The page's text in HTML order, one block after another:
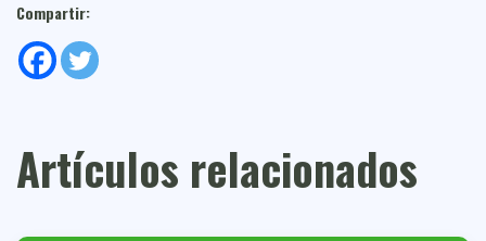
Compartir:
Artículos relacionados